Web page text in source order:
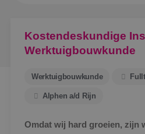
Kostendeskundige
Werktuigbouwkunde
Werktuigbouwkunde
Alphen a/d Rijn
Omdat wij hard groeien, zijn